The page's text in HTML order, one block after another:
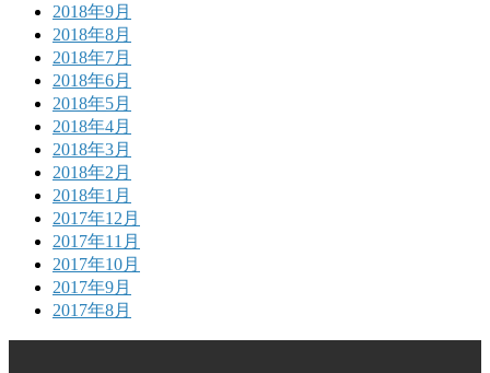
2018年9月
2018年8月
2018年7月
2018年6月
2018年5月
2018年4月
2018年3月
2018年2月
2018年1月
2017年12月
2017年11月
2017年10月
2017年9月
2017年8月